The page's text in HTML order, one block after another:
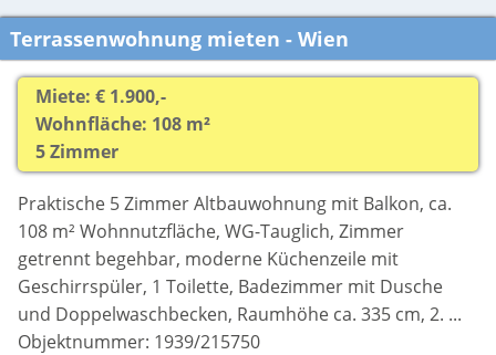
Terrassenwohnung mieten - Wien
Miete: € 1.900,-
Wohnfläche: 108 m²
5 Zimmer
Praktische 5 Zimmer Altbauwohnung mit Balkon, ca.
108 m² Wohnnutzfläche, WG-Tauglich, Zimmer
getrennt begehbar, moderne Küchenzeile mit
Geschirrspüler, 1 Toilette, Badezimmer mit Dusche
und Doppelwaschbecken, Raumhöhe ca. 335 cm, 2. ...
Objektnummer: 1939/215750